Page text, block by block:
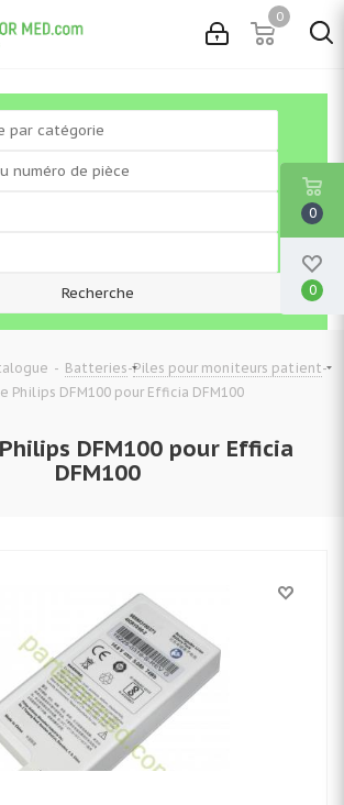
0
- Batteries-Piles pour moniteurs patient-
Philips DFM100 pour Efficia DFM100
DFM100 pour Efficia
DFM100
0
0